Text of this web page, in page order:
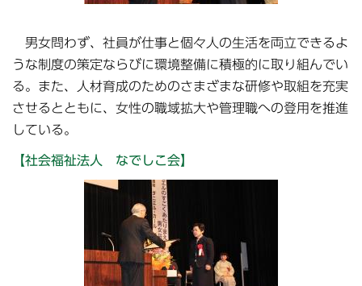
男女問わず、社員が仕事と個々人の生活を両立できるよ
うな制度の策定ならびに環境整備に積極的に取り組んでい
る。また、人材育成のためのさまざまな研修や取組を充実
させるとともに、女性の職域拡大や管理職への登用を推進
している。
【社会福祉法人 なでしこ会】